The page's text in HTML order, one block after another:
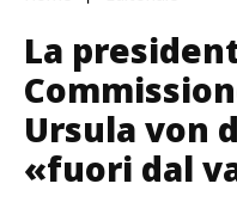
La
Ursula von
«fuori dal